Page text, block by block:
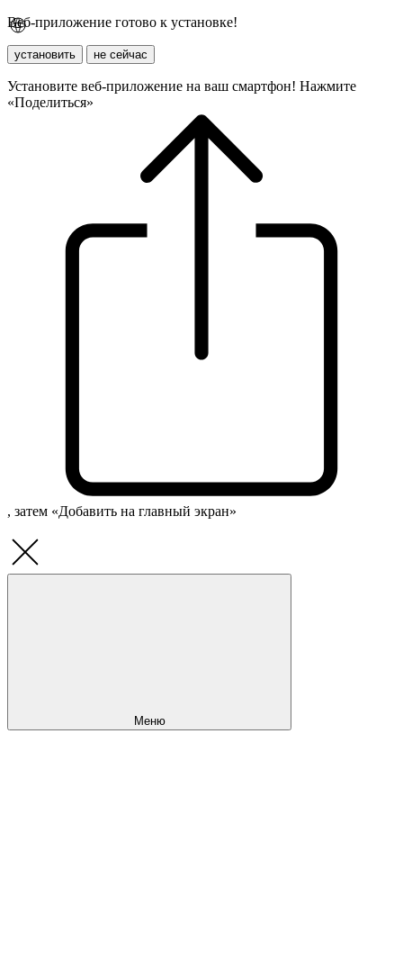
Веб-приложение готово к установке!
установить не сейчас
Установите веб-приложение на ваш смартфон! Нажмите
«Поделиться»
, затем «Добавить на главный экран»
Меню